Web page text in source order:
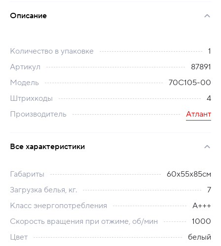
Описание
Количество в упаковке
1
Артикул
87891
Модель
70С105-00
Штрихкоды
4
Производитель
Атлант
Все характеристики
Габариты
60x55x85см
Загрузка белья, кг.
7
Класс энергопотребления
А+++
Скорость вращения при отжиме, об/мин
1000
Цвет
белый